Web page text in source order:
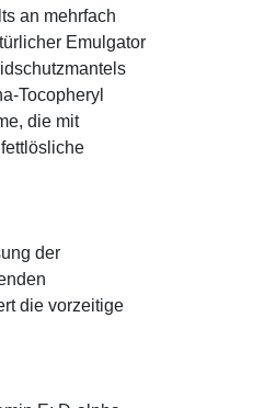
an mehrfach
Emulgator
Tocopheryl
die mit
der
die vorzeitige